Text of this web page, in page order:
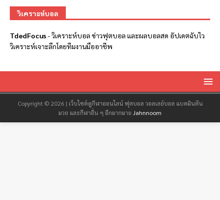
วิเคราะห์บอล
TdedFocus-วิเคราะห์บอล ข่าวฟุตบอล และผลบอลสด อัปเดตฉับไว
วิเคราะห์เจาะลึกโดยทีมงานมืออาชีพ
Copyright © 2026 | เว็บไซต์ดูกีฬาออนไลน์ ฟุตบอล วอลเลย์บอล แบดมินตัน
มวย และกีฬาอื่น ๆ อีกมากมาย Jahnnoom